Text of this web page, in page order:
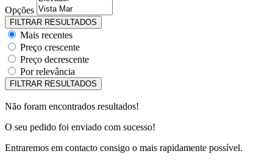
Opções
Mais recentes
Preço crescente
Preço decrescente
Por relevância
Não foram encontrados resultados!
O seu pedido foi enviado com sucesso!
Entraremos em contacto consigo o mais rapidamente possível.